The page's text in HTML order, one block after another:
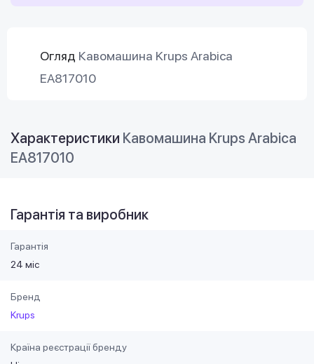
Огляд Кавомашина Krups Arabica
EA817010
Характеристики Кавомашина Krups Arabica
EA817010
Гарантія та виробник
Гарантія
24 міс
Бренд
Krups
Країна реєстрації бренду